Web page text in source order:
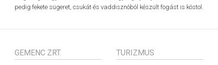
pedig fekete sügeret, csukát és vaddisznóból készült fogást is kóstol.
GEMENC ZRT. TURIZMUS